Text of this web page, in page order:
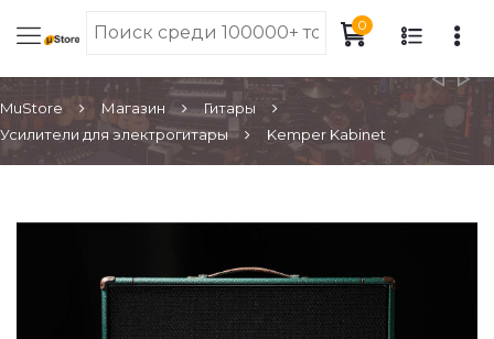
0
MuStore Магазин
Гитары
Усилители для электрогитары
Kemper Kabinet